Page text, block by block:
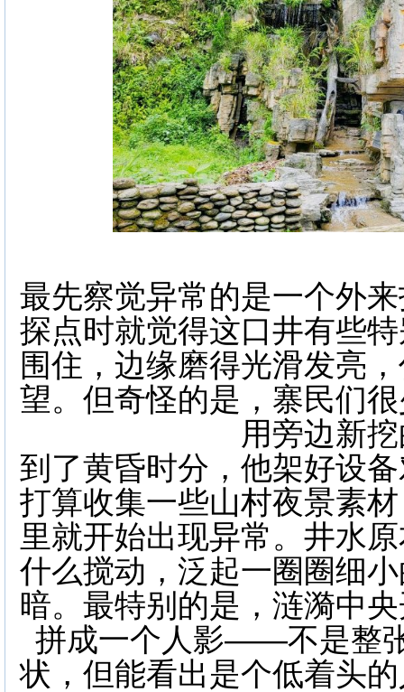
最先察觉异常的是一个外
探点时就觉得这口井有些
围住，边缘磨得光滑发亮
望。但奇怪的是，寨民们
用旁边新
到了黄昏时分，他架好设
打算收集一些山村夜景素
里就开始出现异常。井水
什么搅动，泛起一圈圈细
暗。最特别的是，涟漪中
拼成一个人影——不是整
状，但能看出是个低着头